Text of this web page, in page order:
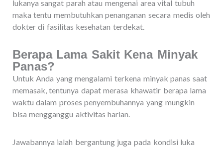
lukanya sangat parah atau mengenai area vital tubuh
maka tentu membutuhkan penanganan secara medis oleh
dokter di fasilitas kesehatan terdekat.
Berapa Lama Sakit Kena Minyak
Panas?
Untuk Anda yang mengalami terkena minyak panas saat
memasak, tentunya dapat merasa khawatir berapa lama
waktu dalam proses penyembuhannya yang mungkin
bisa mengganggu aktivitas harian.
Jawabannya ialah bergantung juga pada kondisi luka